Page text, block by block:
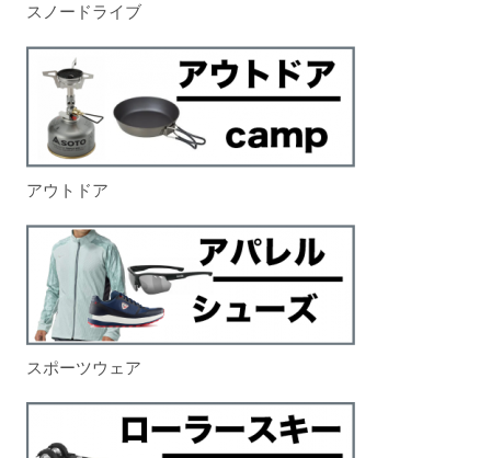
スノードライブ
アウトドア
スポーツウェア